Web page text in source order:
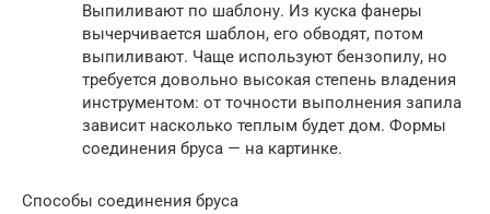
Выпиливают по шаблону. Из куска фанеры
вычерчивается шаблон, его обводят, потом
выпиливают. Чаще используют бензопилу, но
требуется довольно высокая степень владения
инструментом: от точности выполнения запила
зависит насколько теплым будет дом. Формы
соединения бруса — на картинке.
Способы соединения бруса